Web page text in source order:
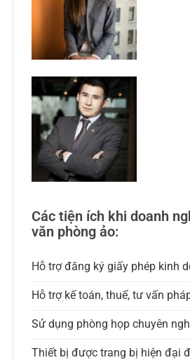
Các tiện ích khi doanh
văn phòng ảo:
Hỗ trợ đăng ký giấy phép kinh
Hỗ trợ kế toán, thuế, tư vấn
Sử dụng phòng họp chuyên
Thiết bị được trang bị hiện đại